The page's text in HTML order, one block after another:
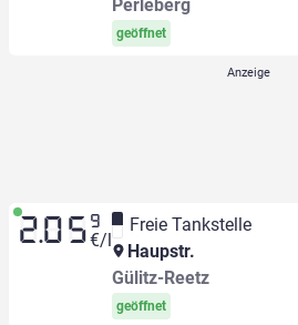
Perleberg
geöffnet
2.05 9
€/l
Freie Tankstelle
Haupstr.
Gülitz-Reetz
geöffnet